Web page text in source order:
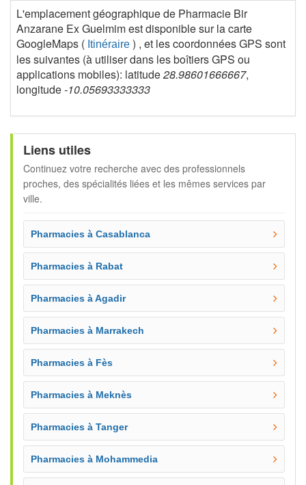
L'emplacement géographique de Pharmacie Bir
Anzarane Ex Guelmim est disponible sur la carte
GoogleMaps ( Itinéraire ) , et les coordonnées GPS sont
les suivantes (à utiliser dans les boîtiers GPS ou
applications mobiles): latitude28.98601666667,
longitude-10.05693333333
Liens utiles
Continuez votre recherche avec des professionnels
proches, des spécialités liées et les mêmes services par
ville.
Pharmacies à Casablanca
Pharmacies à Rabat
Pharmacies à Agadir
Pharmacies à Marrakech
Pharmacies à Fès
Pharmacies à Meknès
Pharmacies à Tanger
Pharmacies à Mohammedia